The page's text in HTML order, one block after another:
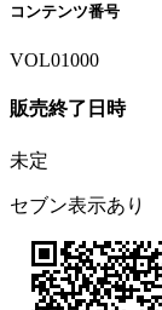
コンテンツ番号
VOL01000
販売終了日時
未定
セブン表示あり